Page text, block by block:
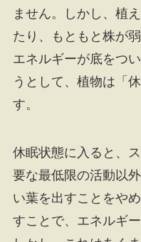
ません。しかし、植
たり、もともと株が
エネルギーが底をつ
うとして、植物は「
す。
休眠状態に入ると、
要な最低限の活動以
い葉を出すことをや
すことで、エネルギ